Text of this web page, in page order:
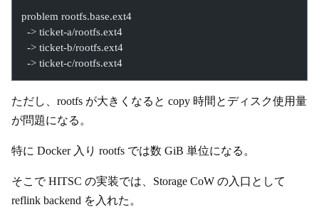
problem rootfs.base.ext4
  -> ticket-a/rootfs.ext4
  -> ticket-b/rootfs.ext4
  -> ticket-c/rootfs.ext4
ただし、rootfs が大きくなると copy 時間とディスク使用量
が問題になる。
特に Docker 入り rootfs では数 GiB 単位になる。
そこで HITSC の実装では、Storage CoW の入口として
reflink backend を入れた。